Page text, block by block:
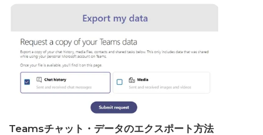
Teamsチャット・データのエクスポート方法